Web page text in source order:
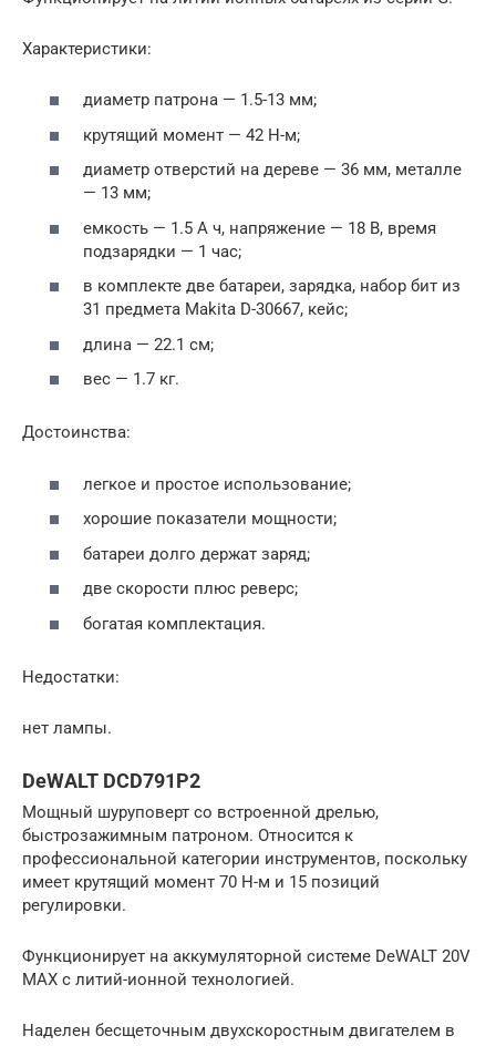
Характеристики:
диаметр патрона — 1.5-13 мм;
крутящий момент — 42 Н-м;
диаметр отверстий на дереве — 36 мм, металле
— 13 мм;
емкость — 1.5 А ч, напряжение — 18 В, время
подзарядки — 1 час;
в комплекте две батареи, зарядка, набор бит из
31 предмета Makita D-30667, кейс;
длина — 22.1 см;
вес — 1.7 кг.
Достоинства:
легкое и простое использование;
хорошие показатели мощности;
батареи долго держат заряд;
две скорости плюс реверс;
богатая комплектация.
Недостатки:
нет лампы.
DeWALT DCD791P2
Мощный шуруповерт со встроенной дрелью,
быстрозажимным патроном. Относится к
профессиональной категории инструментов, поскольку
имеет крутящий момент 70 Н-м и 15 позиций
регулировки.
Функционирует на аккумуляторной системе DeWALT 20V
MAX с литий-ионной технологией.
Наделен бесщеточным двухскоростным двигателем в